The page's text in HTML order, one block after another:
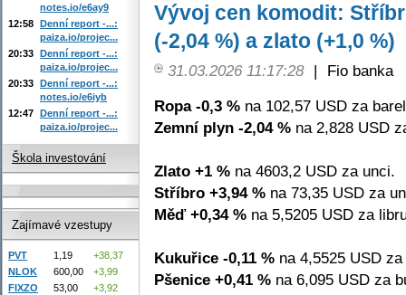
Vývoj cen komodit:
(-2,04 %) a zlato (+1,0 %)
31.03.2026 11:17:28 |
Fio banka
Ropa -0,3 % na 102,57 USD za
Zemní plyn -2,04 % na 2,828 USD
Zlato +1 % na 4603,2 USD za unci.
Stříbro +3,94 % na 73,35 USD za
Měď +0,34 % na 5,5205 USD za
Kukuřice -0,11 % na 4,5525 USD
Pšenice +0,41 % na 6,095 USD za
notes.io/e6ay9
12:58 Denní report -...:
paiza.io/projec...
20:33 Denní report -...:
paiza.io/projec...
20:33 Denní report -...:
notes.io/e6iyb
12:47 Denní report -...:
paiza.io/projec...
Škola investování
Zajímavé vzestupy
PVT 1,19
+38,37
NLOK
600,00
+3,99
FIXZO
53,00
+3,92